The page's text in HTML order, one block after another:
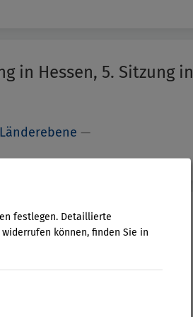
festlegen. Detaillierte
können, finden Sie in
in Hessen, 5. Sitzung in
—
in Berlin, 19. Sitzung in